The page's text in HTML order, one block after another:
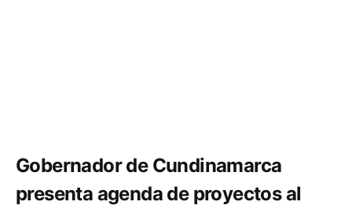
Gobernador de Cundinamarca
presenta agenda de proyectos al